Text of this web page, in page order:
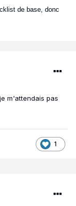
de base, donc
m'attendais pas
1